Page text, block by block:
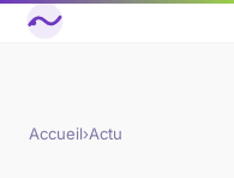
Accueil›Actu